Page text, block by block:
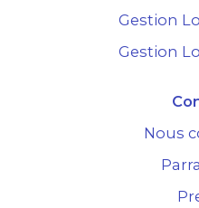
Gestion
Gestion
Nous